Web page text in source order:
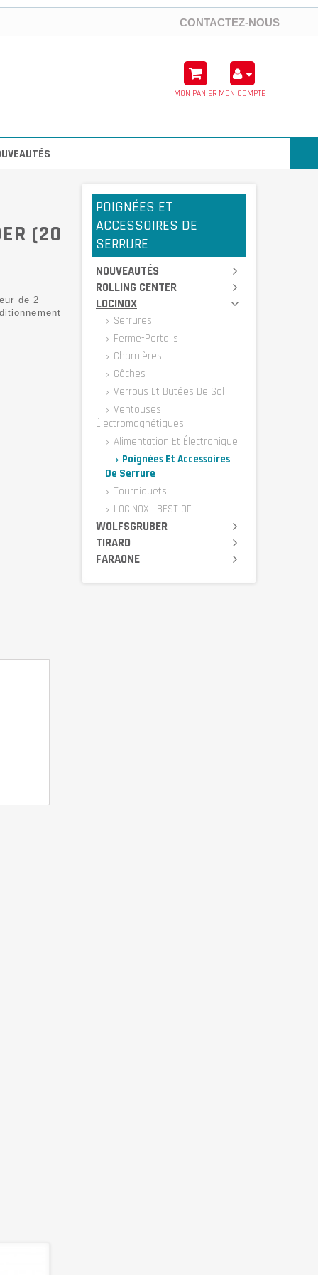
CONTACTEZ-NOUS
MON PANIER MON COMPTE
(20
de 2
POIGNÉES ET
ACCESSOIRES DE
SERRURE
NOUVEAUTÉS
ROLLING CENTER
LOCINOX
Serrures
Ferme-Portails
Charnières
Gâches
Verrous Et Butées De Sol
Ventouses
Électromagnétiques
Alimentation Et Électronique
Poignées Et Accessoires
De Serrure
Tourniquets
LOCINOX : BEST OF
WOLFSGRUBER
TIRARD
FARAONE